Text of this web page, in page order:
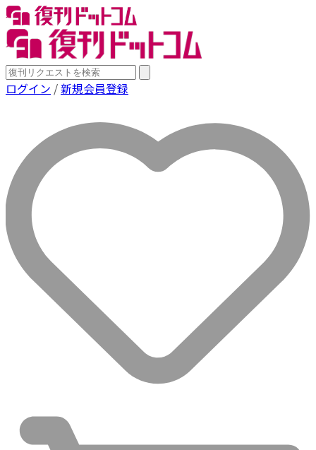
ログイン /新規会員登録